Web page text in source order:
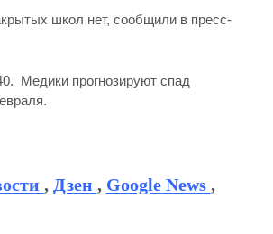
школ нет, сообщили в пресс-
Медики прогнозируют спад
, Дзен , Google News ,